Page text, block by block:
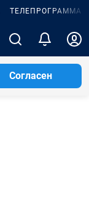
ТЕЛЕПРОГРАММА
Согласен